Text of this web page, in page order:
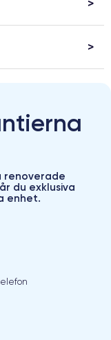
renoverade
du exklusiva
enhet.